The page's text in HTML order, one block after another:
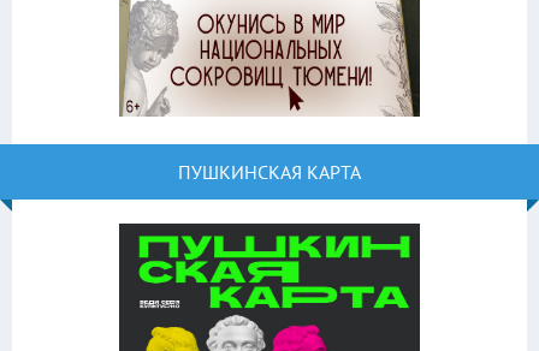
ПУШКИНСКАЯ КАРТА